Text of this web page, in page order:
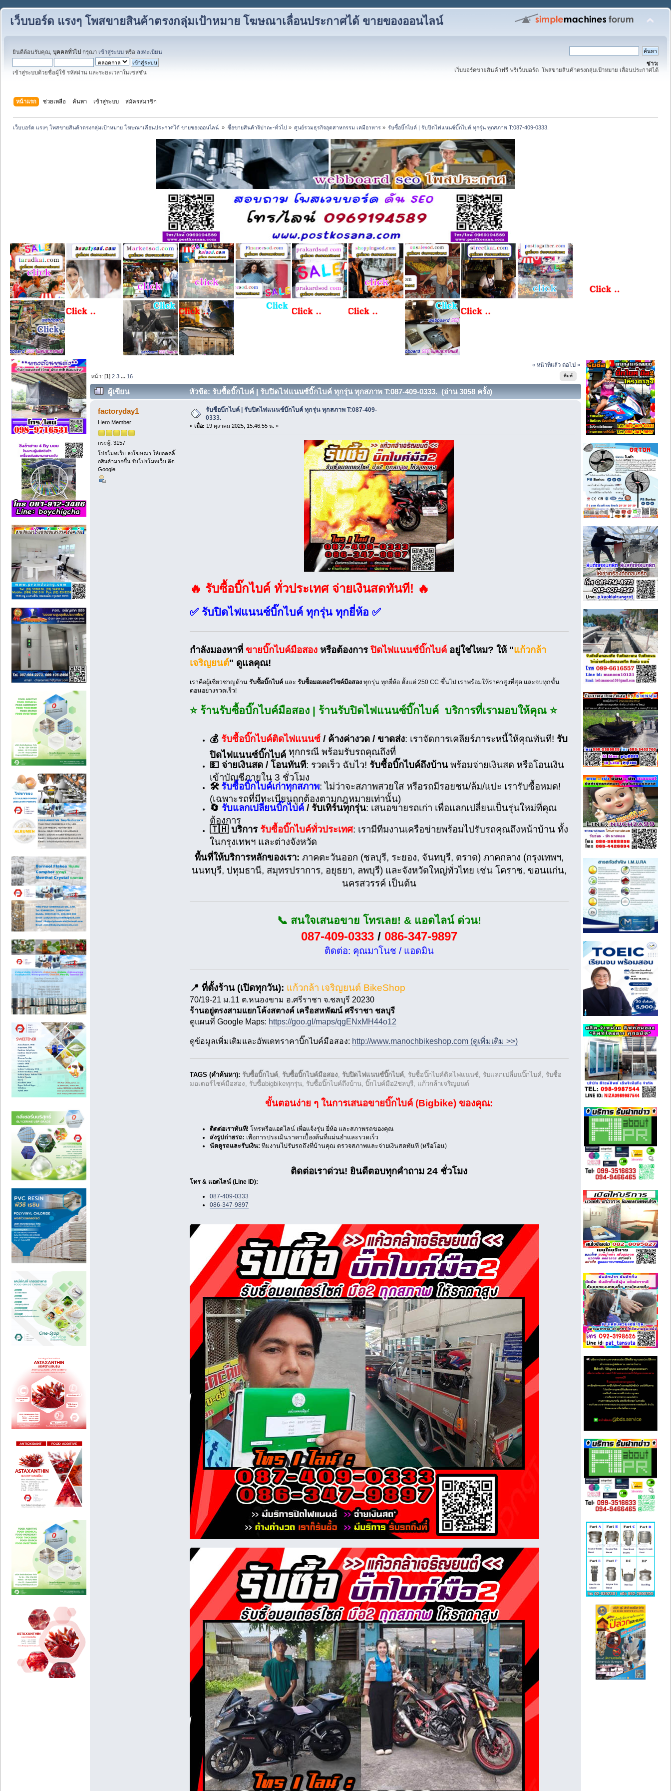
เว็บบอร์ด แรงๆ โพสขายสินค้าตรงกลุ่มเป้าหมาย โฆษณาเลื่อนประกาศได้ ขายของออนไลน์
ยินดีต้อนรับคุณ, บุคคลทั่วไป กรุณา เข้าสู่ระบบ หรือ ลงทะเบียน
เข้าสู่ระบบด้วยชื่อผู้ใช้ รหัสผ่าน และระยะเวลาในเซสชั่น
ข่าว:
เว็บบอร์ดขายสินค้าฟรี ฟรีเว็บบอร์ด โพสขายสินค้าตรงกลุ่มเป้าหมาย เลื่อนประกาศได้
หน้าแรก ช่วยเหลือ ค้นหา เข้าสู่ระบบ สมัครสมาชิก
เว็บบอร์ด แรงๆ โพสขายสินค้าตรงกลุ่มเป้าหมาย โฆษณาเลื่อนประกาศได้ ขายของออนไลน์ » ซื้อขายสินค้าจิปาถะ-ทั่วไป» ศูนย์รวมธุรกิจอุตสาหกรรม เคมีอาหาร» รับซื้อบิ๊กไบค์ | รับปิดไฟแนนซ์บิ๊กไบค์ ทุกรุ่น ทุกสภาพ T:087-409-0333.
« หน้าที่แล้ว ต่อไป »
พิมพ์
หน้า: [1]2 3 ... 16
ผู้เขียน หัวข้อ: รับซื้อบิ๊กไบค์ | รับปิดไฟแนนซ์บิ๊กไบค์ ทุกรุ่น ทุกสภาพ T:087-409-0333. (อ่าน 3058 ครั้ง)
factoryday1
Hero Member
กระทู้: 3157
โปรโมทเว็บ ลงโฆษณา ให้ยอดคลิ๊
กสินค้ามากขึ้น รับโปรโมทเว็บ ติด
Google
รับซื้อบิ๊กไบค์ | รับปิดไฟแนนซ์บิ๊กไบค์ ทุกรุ่น ทุกสภาพ T:087-409-
0333.
« เมื่อ: 19 ตุลาคม 2025, 15:46:55 น. »
🔥 รับซื้อบิ๊กไบค์ ทั่วประเทศ จ่ายเงินสดทันที! 🔥
✅ รับปิดไฟแนนซ์บิ๊กไบค์ ทุกรุ่น ทุกยี่ห้อ ✅
กำลังมองหาที่ ขายบิ๊กไบค์มือสองหรือต้องการปิดไฟแนนซ์บิ๊กไบค์อยู่ใช่ไหม? ให้ "แก้วกล้า
เจริญยนต์" ดูแลคุณ!
เราคือผู้เชี่ยวชาญด้าน รับซื้อบิ๊กไบค์และ รับซื้อมอเตอร์ไซค์มือสองทุกรุ่น ทุกยี่ห้อ ตั้งแต่ 250 CC ขึ้นไป เราพร้อมให้ราคาสูงที่สุด และจบทุกขั้น
ตอนอย่างรวดเร็ว!
⭐ ร้านรับซื้อบิ๊กไบค์มือสอง | ร้านรับปิดไฟแนนซ์บิ๊กไบค์ บริการที่เรามอบให้คุณ ⭐
💰 รับซื้อบิ๊กไบค์ติดไฟแนนซ์/ ค้างค่างวด / ขาดส่ง: เราจัดการเคลียร์ภาระหนี้ให้คุณทันที! รับ
ปิดไฟแนนซ์บิ๊กไบค์ทุกกรณี พร้อมรับรถคุณถึงที่
💵 จ่ายเงินสด / โอนทันที: รวดเร็ว ฉับไว! รับซื้อบิ๊กไบค์ถึงบ้านพร้อมจ่ายเงินสด หรือโอนเงิน
เข้าบัญชีภายใน 3 ชั่วโมง
🛠️ รับซื้อบิ๊กไบค์เก่าทุกสภาพ: ไม่ว่าจะสภาพสวยใส หรือรถมีรอยชน/ล้ม/แปะ เรารับซื้อหมด!
(เฉพาะรถที่มีทะเบียนถูกต้องตามกฎหมายเท่านั้น)
🔄 รับแลกเปลี่ยนบิ๊กไบค์/ รับเทิร์นทุกรุ่น: เสนอขายรถเก่า เพื่อแลกเปลี่ยนเป็นรุ่นใหม่ที่คุณ
ต้องการ
🇹🇭 บริการ รับซื้อบิ๊กไบค์ทั่วประเทศ: เรามีทีมงานเครือข่ายพร้อมไปรับรถคุณถึงหน้าบ้าน ทั้ง
ในกรุงเทพฯ และต่างจังหวัด
พื้นที่ให้บริการหลักของเรา: ภาคตะวันออก (ชลบุรี, ระยอง, จันทบุรี, ตราด) ภาคกลาง (กรุงเทพฯ,
นนทบุรี, ปทุมธานี, สมุทรปราการ, อยุธยา, ลพบุรี) และจังหวัดใหญ่ทั่วไทย เช่น โคราช, ขอนแก่น,
นครสวรรค์ เป็นต้น
📞 สนใจเสนอขาย โทรเลย! & แอดไลน์ ด่วน!
087-409-0333/ 086-347-9897
ติดต่อ: คุณมาโนช / แอดมิน
📍 ที่ตั้งร้าน (เปิดทุกวัน): แก้วกล้า เจริญยนต์ BikeShop
70/19-21 ม.11 ต.หนองขาม อ.ศรีราชา จ.ชลบุรี 20230
ร้านอยู่ตรงสามแยกโค้งสตางค์ เครือสหพัฒน์ ศรีราชา ชลบุรี
ดูแผนที่ Google Maps: https://goo.gl/maps/qgENxMH44o12
ดูข้อมูลเพิ่มเติมและอัพเดทราคาบิ๊กไบค์มือสอง: http://www.manochbikeshop.com (ดูเพิ่มเติม >>)
TAGS (คำค้นหา): รับซื้อบิ๊กไบค์, รับซื้อบิ๊กไบค์มือสอง, รับปิดไฟแนนซ์บิ๊กไบค์, รับซื้อบิ๊กไบค์ติดไฟแนนซ์, รับแลกเปลี่ยนบิ๊กไบค์, รับซื้อ
มอเตอร์ไซค์มือสอง, รับซื้อbigbikeทุกรุ่น, รับซื้อบิ๊กไบค์ถึงบ้าน, บิ๊กไบค์มือ2ชลบุรี, แก้วกล้าเจริญยนต์
ขั้นตอนง่าย ๆ ในการเสนอขายบิ๊กไบค์ (Bigbike) ของคุณ:
ติดต่อเราทันที! โทรหรือแอดไลน์ เพื่อแจ้งรุ่น ยี่ห้อ และสภาพรถของคุณ
ส่งรูปถ่ายรถ: เพื่อการประเมินราคาเบื้องต้นที่แม่นยำและรวดเร็ว
นัดดูรถและรับเงิน: ทีมงานไปรับรถถึงที่บ้านคุณ ตรวจสภาพและจ่ายเงินสดทันที (หรือโอน)
ติดต่อเราด่วน! ยินดีตอบทุกคำถาม 24 ชั่วโมง
โทร & แอดไลน์ (Line ID):
087-409-0333
086-347-9897